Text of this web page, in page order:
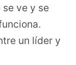
se ve y se
un líder y